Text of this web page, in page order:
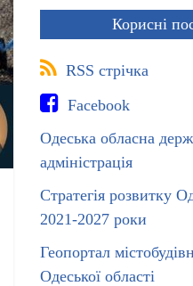
Корисні
RSS стрічка
Facebook
Одеська обласна
адміністрація
Стратегія розвитку
2021-2027 роки
Геопортал
Одеської області